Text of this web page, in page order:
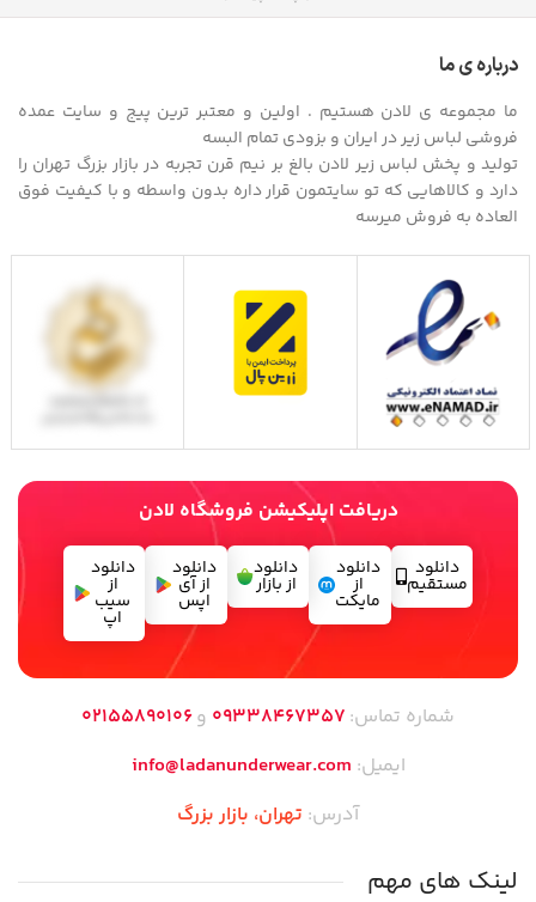
درباره ی ما
ما مجموعه ی لادن هستیم . اولین و معتبر ترین پیج و سایت عمده
فروشی لباس زیر در ایران و بزودی تمام البسه
تولید و پخش لباس زیر لادن بالغ بر نیم قرن تجربه در بازار بزرگ تهران را
دارد و کالاهایی که تو سایتمون قرار داره بدون واسطه و با کیفیت فوق
العاده به فروش میرسه
دریافت اپلیکیشن فروشگاه لادن
دانلود
مستقیم
دانلود
از
مایکت
دانلود
از بازار
دانلود
از آی
اپس
دانلود
از
سیب
اپ
شماره تماس: 09338467357 و02155890106
ایمیل: info@ladanunderwear.com
آدرس: تهران،‌ بازار بزرگ
لینک های مهم